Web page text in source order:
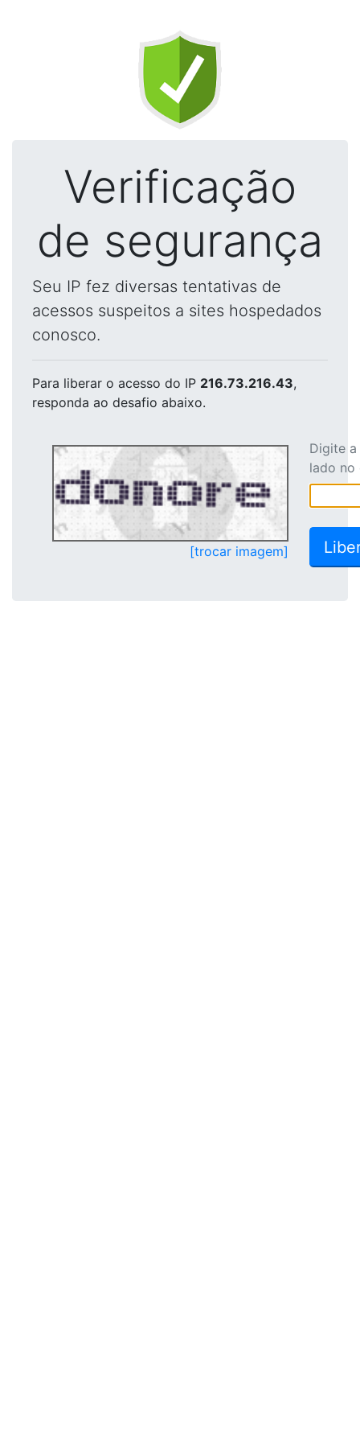
Verificação
de segurança
Seu IP fez diversas tentativas de
acessos suspeitos a sites hospedados
conosco.
Para liberar o acesso do IP 216.73.216.43,
responda ao desafio abaixo.
[trocar imagem]
Digite
lado no